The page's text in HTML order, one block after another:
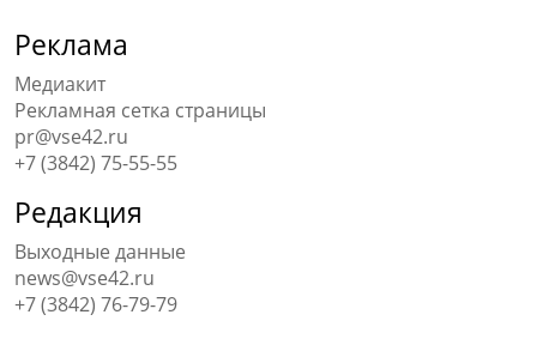
Реклама
Медиакит
Рекламная сетка страницы
pr@vse42.ru
+7 (3842) 75-55-55
Редакция
Выходные данные
news@vse42.ru
+7 (3842) 76-79-79